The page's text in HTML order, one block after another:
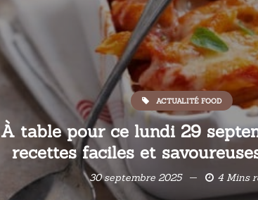
ACTUALITÉ FOOD
À table pour ce lundi 29
recettes faciles et
30 septembre 2025 4 Mins